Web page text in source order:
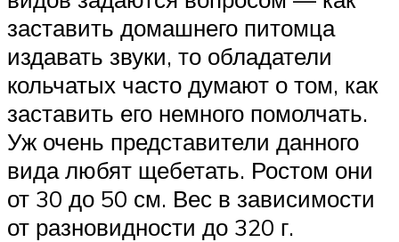
заставить домашнего питомца
издавать звуки, то обладатели
кольчатых часто думают о том, как
заставить его немного помолчать.
Уж очень представители данного
вида любят щебетать. Ростом они
от 30 до 50 см. Вес в зависимости
от разновидности до 320 г.